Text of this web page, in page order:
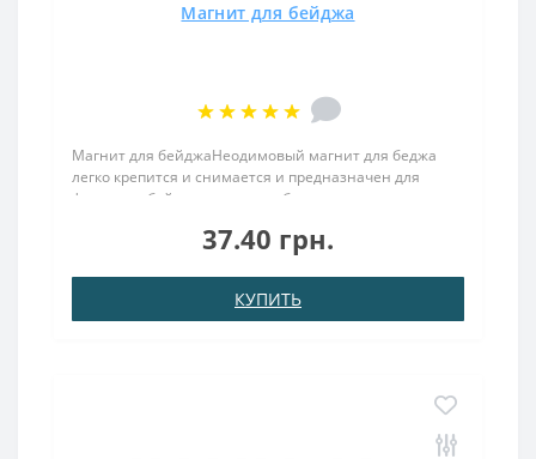
Магнит для бейджа
Магнит для бейджаНеодимовый магнит для беджа
легко крепится и снимается и предназначен для
фиксации бейджа на одежде без использования
37.40 грн.
КУПИТЬ